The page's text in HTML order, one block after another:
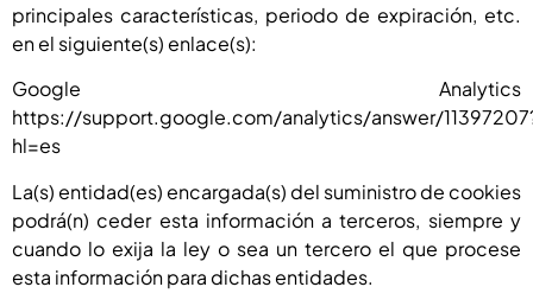
principales características, periodo de expiración, etc.
en el siguiente(s) enlace(s):
Google Analytics
https://support.google.com/analytics/answer/
hl=es
La(s) entidad(es) encargada(s) del suministro de cookies
podrá(n) ceder esta información a terceros, siempre y
cuando lo exija la ley o sea un tercero el que procese
esta información para dichas entidades.